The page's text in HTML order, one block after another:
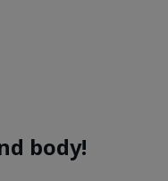
body!